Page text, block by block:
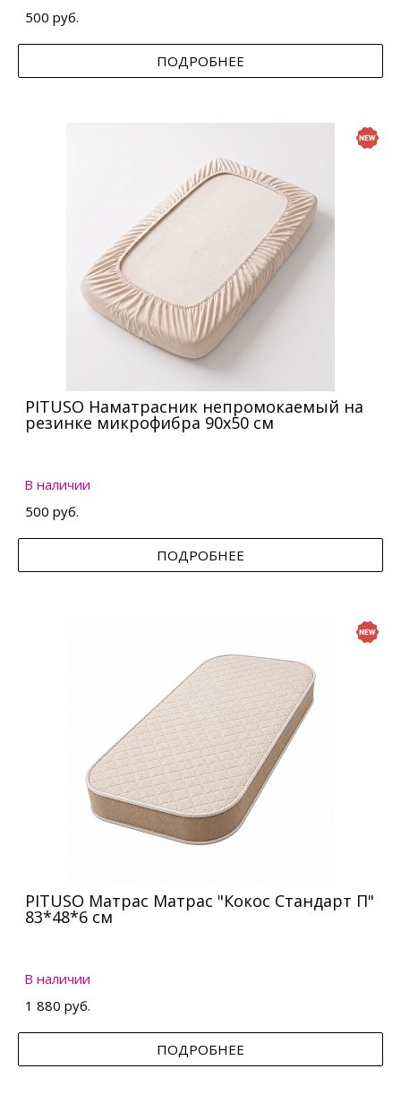
500 руб.
ПОДРОБНЕЕ
PITUSO Наматрасник непромокаемый на
резинке микрофибра 90х50 см
В наличии
500 руб.
ПОДРОБНЕЕ
PITUSO Матрас Матрас "Кокос Стандарт П"
83*48*6 см
В наличии
1 880 руб.
ПОДРОБНЕЕ